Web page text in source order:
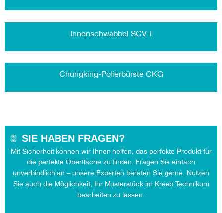
Innenschwabbel SCV-I
Chungking-Polierbürste CKG
SIE HABEN FRAGEN?
Mit Sicherheit können wir Ihnen helfen, das perfekte Produkt für
die perfekte Oberfläche zu finden. Fragen Sie einfach
unverbindlich an – unsere Experten beraten Sie gerne. Nutzen
Sie auch die Möglichkeit, Ihr Musterstück im Kreeb Technikum
bearbeiten zu lassen.